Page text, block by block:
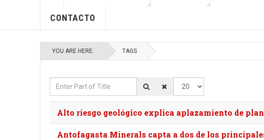
CONTACTO
YOU ARE HERE: TAGS
Enter Part of Title Display #
Alto riesgo geológico explica aplazamiento de
Antofagasta Minerals capta a dos de los